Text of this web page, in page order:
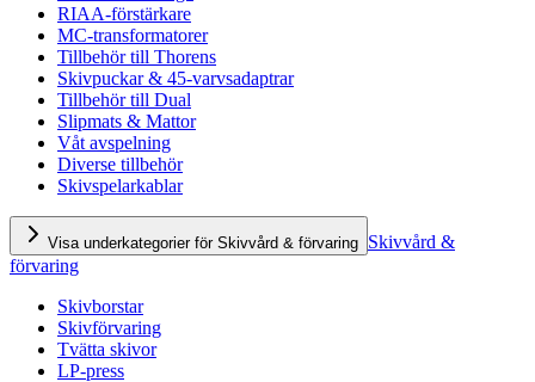
RIAA-förstärkare
MC-transformatorer
Tillbehör till Thorens
Skivpuckar & 45-varvsadaptrar
Tillbehör till Dual
Slipmats & Mattor
Våt avspelning
Diverse tillbehör
Skivspelarkablar
Visa underkategorier för Skivvård & förvaring Skivvård &
förvaring
Skivborstar
Skivförvaring
Tvätta skivor
LP-press